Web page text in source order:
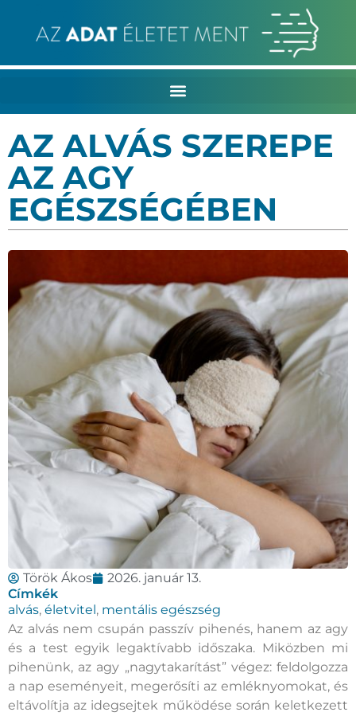
AZ ALVÁS SZEREPE
AZ AGY
EGÉSZSÉGÉBEN
Török Ákos
2026. január 13.
Címkék
alvás, életvitel , mentális egészség
Az alvás nem csupán passzív pihenés, hanem az agy
és a test egyik legaktívabb időszaka. Miközben mi
pihenünk, az agy „nagytakarítást” végez: feldolgozza
a nap eseményeit, megerősíti az emléknyomokat, és
eltávolítja az idegsejtek működése során keletkezett